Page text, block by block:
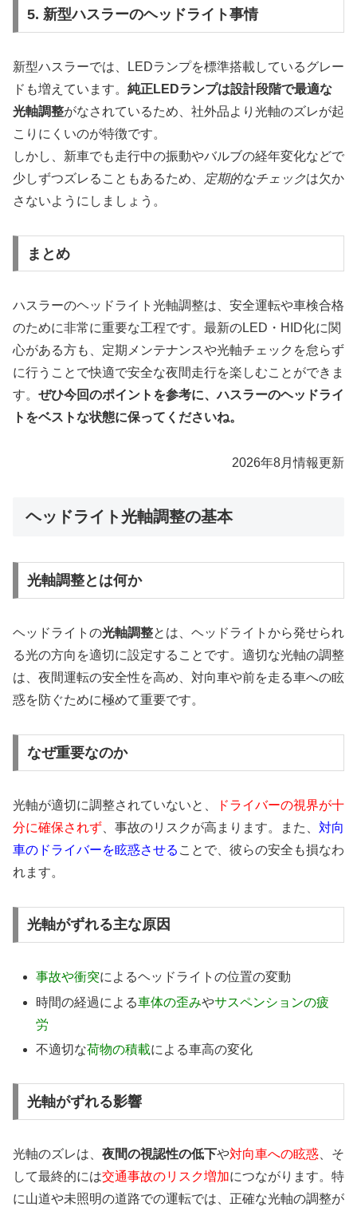
5. 新型ハスラーのヘッドライト事情
新型ハスラーでは、LEDランプを標準搭載しているグレー
ドも増えています。 純正LEDランプは設計段階で最適な
光軸調整がなされているため、社外品より光軸のズレが起
こりにくいのが特徴です。
しかし、新車でも走行中の振動やバルブの経年変化などで
少しずつズレることもあるため、
定期的なチェックは欠か
さないようにしましょう。
まとめ
ハスラーのヘッドライト光軸調整は、安全運転や車検合格
のために非常に重要な工程です。最新のLED・HID化に関
心がある方も、定期メンテナンスや光軸チェックを怠らず
に行うことで快適で安全な夜間走行を楽しむことができま
す。 ぜひ今回のポイントを参考に、ハスラーのヘッドライ
トをベストな状態に保ってくださいね。
2026年8月情報更新
ヘッドライト光軸調整の基本
光軸調整とは何か
ヘッドライトの光軸調整とは、ヘッドライトから発せられ
る光の方向を適切に設定することです。適切な光軸の調整
は、夜間運転の安全性を高め、対向車や前を走る車への眩
惑を防ぐために極めて重要です。
なぜ重要なのか
光軸が適切に調整されていないと、
ドライバーの視界が十
分に確保されず 、事故のリスクが高まります。また、 対向
車のドライバーを眩惑させる ことで、彼らの安全も損なわ
れます。
光軸がずれる主な原因
事故や衝突によるヘッドライトの位置の変動
時間の経過による車体の歪みやサスペンションの疲
労
不適切な荷物の積載による車高の変化
光軸がずれる影響
光軸のズレは、 夜間の視認性の低下や対向車への眩惑 、そ
して最終的には交通事故のリスク増加につながります。特
に山道や未照明の道路での運転では、正確な光軸の調整が